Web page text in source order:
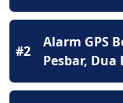
#2
Alarm GPS
Pesbar,